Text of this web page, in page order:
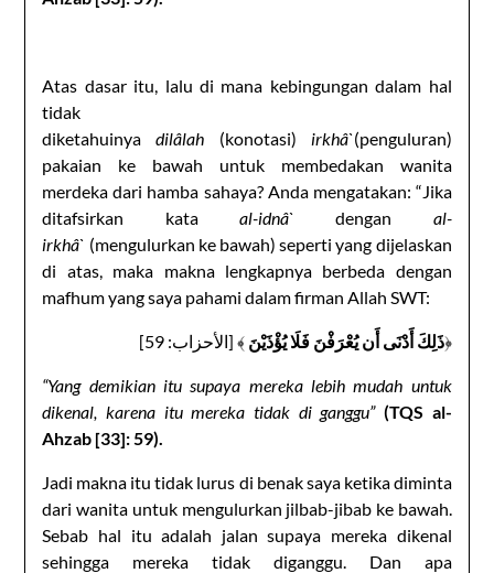
Atas dasar itu, lalu di mana kebingungan dalam hal
tidak
diketahuinyadilâlah (konotasi) irkhâ`(penguluran)
pakaian ke bawah untuk membedakan wanita
merdeka dari hamba sahaya? Anda mengatakan: “Jika
ditafsirkan kata al-idnâ` dengan al-
irkhâ` (mengulurkan ke bawah) seperti yang dijelaskan
di atas, maka makna lengkapnya berbeda dengan
mafhum yang saya pahami dalam firman Allah SWT:
﴿ذَلِكَ أَدْنَى أَن يُعْرَفْنَ فَلَا يُؤْذَيْنَ﴾ [الأحزاب: 59]
“Yang demikian itu supaya mereka lebih mudah untuk
dikenal, karena itu mereka tidak di ganggu” (TQS al-
Ahzab [33]: 59).
Jadi makna itu tidak lurus di benak saya ketika diminta
dari wanita untuk mengulurkan jilbab-jibab ke bawah.
Sebab hal itu adalah jalan supaya mereka dikenal
sehingga mereka tidak diganggu. Dan apa